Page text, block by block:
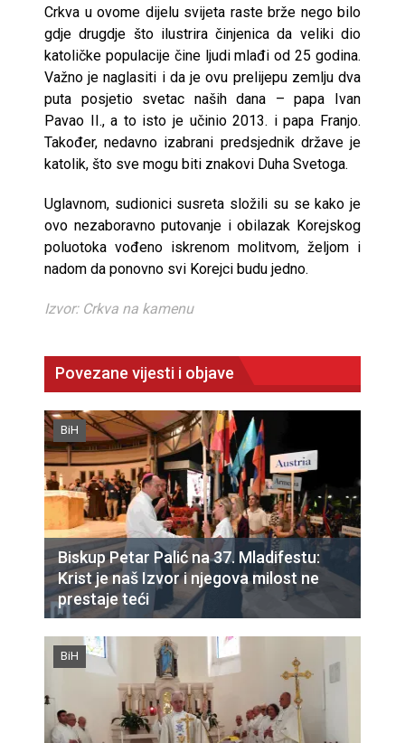
Crkva u ovome dijelu svijeta raste brže nego bilo
gdje drugdje što ilustrira činjenica da veliki dio
katoličke populacije čine ljudi mlađi od 25 godina.
Važno je naglasiti i da je ovu prelijepu zemlju dva
puta posjetio svetac naših dana – papa Ivan
Pavao II., a to isto je učinio 2013. i papa Franjo.
Također, nedavno izabrani predsjednik države je
katolik, što sve mogu biti znakovi Duha Svetoga.
Uglavnom, sudionici susreta složili su se kako je
ovo nezaboravno putovanje i obilazak Korejskog
poluotoka vođeno iskrenom molitvom, željom i
nadom da ponovno svi Korejci budu jedno.
Izvor: Crkva na kamenu
Povezane vijesti i objave
BiH
Biskup Petar Palić na 37. Mladifestu:
Krist je naš Izvor i njegova milost ne
prestaje teći
BiH